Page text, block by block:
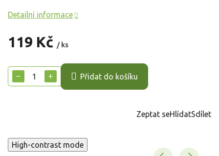
119 Kč / ks
cena:
+
− Přidat do košíku
Detailní informace
Zeptat seHlídatSdílet
High-contrast mode